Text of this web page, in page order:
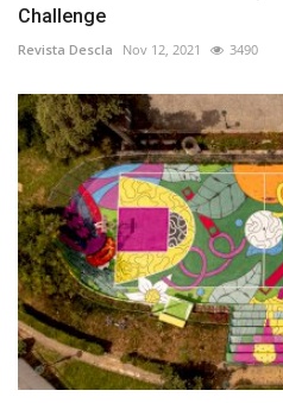
Challenge
Revista Descla Nov 12, 2021 3490